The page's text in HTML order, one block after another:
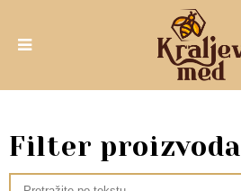
Filter proizvoda